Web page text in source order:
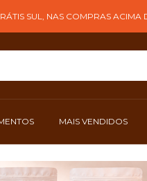
SUL, NAS COMPRAS ACIMA DE
MAIS VENDIDOS